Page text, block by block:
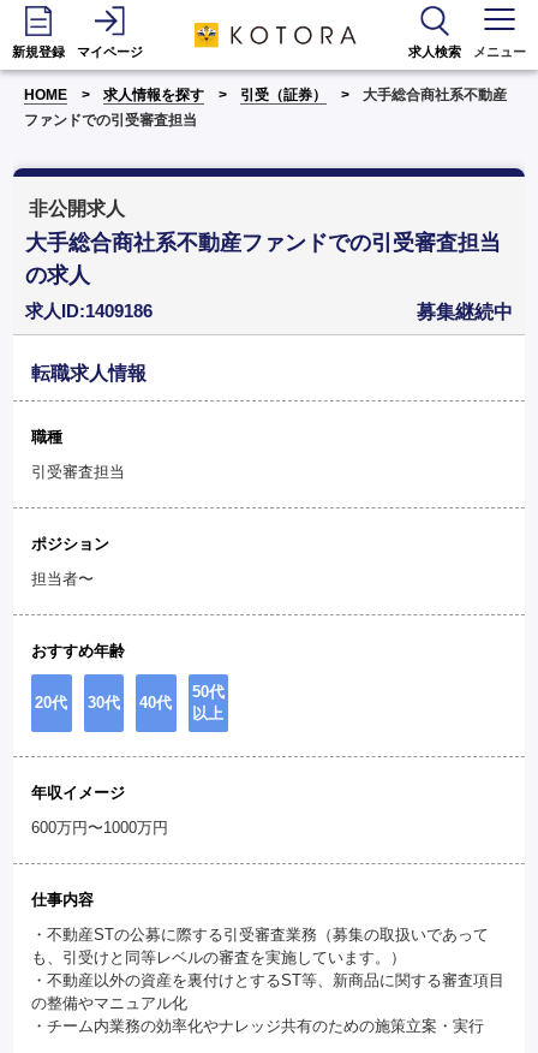
新規登録 マイページ 求人検索 メニュー
HOME 求人情報を探す 引受（証券）
大手総合商社系不動産
ファンドでの引受審査担当
非公開求人
大手総合商社系不動産ファンドでの引受審査担当
の求人
求人ID:1409186 募集継続中
転職求人情報
職種
引受審査担当
ポジション
担当者〜
おすすめ年齢
20代 30代 40代
50代
以上
年収イメージ
600万円〜1000万円
仕事内容
・不動産STの公募に際する引受審査業務（募集の取扱いであって
も、引受けと同等レベルの審査を実施しています。）
・不動産以外の資産を裏付けとするST等、新商品に関する審査項目
の整備やマニュアル化
・チーム内業務の効率化やナレッジ共有のための施策立案・実行